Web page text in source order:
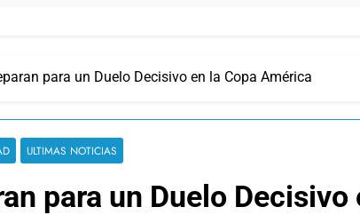
para un Duelo Decisivo en la Copa América
ULTIMAS NOTICIAS
para un Duelo